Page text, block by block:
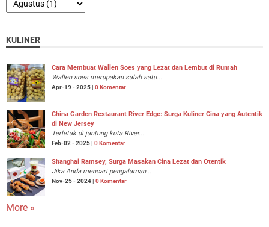
KULINER
Cara Membuat Wallen Soes yang Lezat dan Lembut di Rumah
Wallen soes merupakan salah satu...
Apr-19 - 2025 | 0 Komentar
China Garden Restaurant River Edge: Surga Kuliner Cina yang Autentik
di New Jersey
Terletak di jantung kota River...
Feb-02 - 2025 | 0 Komentar
Shanghai Ramsey, Surga Masakan Cina Lezat dan Otentik
Jika Anda mencari pengalaman...
Nov-25 - 2024 | 0 Komentar
More »